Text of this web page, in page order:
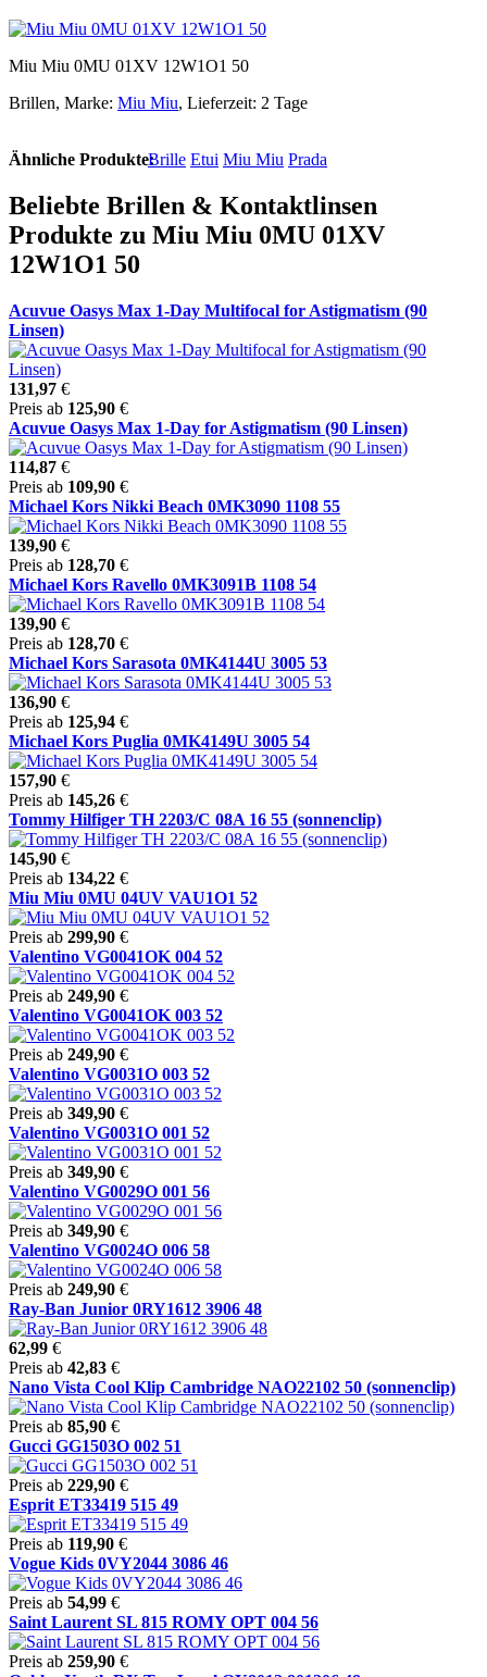
Miu Miu 0MU 01XV 12W1O1 50
Brillen, Marke: Miu Miu, Lieferzeit: 2 Tage
Ähnliche Produkte:Brille Etui Miu Miu Prada
Beliebte Brillen & Kontaktlinsen
Produkte zu Miu Miu 0MU 01XV
12W1O1 50
Acuvue Oasys Max 1-Day Multifocal for Astigmatism (90
Linsen)
131,97 €
Preis ab 125,90 €
Acuvue Oasys Max 1-Day for Astigmatism (90 Linsen)
114,87 €
Preis ab 109,90 €
Michael Kors Nikki Beach 0MK3090 1108 55
139,90 €
Preis ab 128,70 €
Michael Kors Ravello 0MK3091B 1108 54
139,90 €
Preis ab 128,70 €
Michael Kors Sarasota 0MK4144U 3005 53
136,90 €
Preis ab 125,94 €
Michael Kors Puglia 0MK4149U 3005 54
157,90 €
Preis ab 145,26 €
Tommy Hilfiger TH 2203/C 08A 16 55 (sonnenclip)
145,90 €
Preis ab 134,22 €
Miu Miu 0MU 04UV VAU1O1 52
Preis ab 299,90 €
Valentino VG0041OK 004 52
Preis ab 249,90 €
Valentino VG0041OK 003 52
Preis ab 249,90 €
Valentino VG0031O 003 52
Preis ab 349,90 €
Valentino VG0031O 001 52
Preis ab 349,90 €
Valentino VG0029O 001 56
Preis ab 349,90 €
Valentino VG0024O 006 58
Preis ab 249,90 €
Ray-Ban Junior 0RY1612 3906 48
62,99 €
Preis ab 42,83 €
Nano Vista Cool Klip Cambridge NAO22102 50 (sonnenclip)
Preis ab 85,90 €
Gucci GG1503O 002 51
Preis ab 229,90 €
Esprit ET33419 515 49
Preis ab 119,90 €
Vogue Kids 0VY2044 3086 46
Preis ab 54,99 €
Saint Laurent SL 815 ROMY OPT 004 56
Preis ab 259,90 €